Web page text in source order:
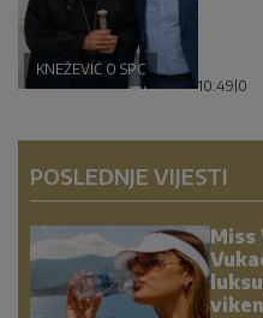
KNEŽEVIĆ O SPC
10:49 0
POSLEDNJE VIJESTI
Miss